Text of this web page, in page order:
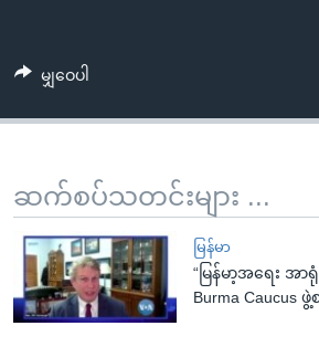
မျှဝေပါ
ဆက်စပ်သတင်းများ ...
မြန်မာ
“မြန်မာ့အရေး အ
Burma Caucus ဖွဲ့